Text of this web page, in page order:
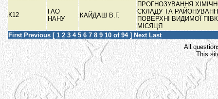
К12
ГАО
НАНУ
КАЙДАШ В.Г.
ПРОГНОЗУВАННЯ
СКЛАДУ ТА
ПОВЕРХНІ ВИДИМОЇ
МІСЯЦЯ
First Previous [ 1 2 3 4 5 6 7 8 9 10 of 94 ] Next Last
All
This